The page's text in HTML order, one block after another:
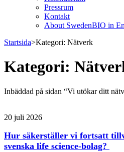
Pressrum
Kontakt
About SwedenBIO in
Startsida>Kategori: Nätverk
Kategori:
Inbäddad på sidan “Vi utökar ditt
20 juli 2026
Hur säkerställer vi fortsatt
svenska life science-bolag?